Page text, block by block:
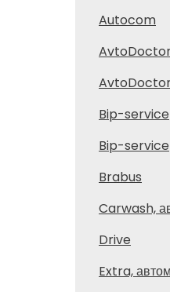
Autocom
Bip-service
Bip-service
Brabus
Carwash,
Drive
Extra,